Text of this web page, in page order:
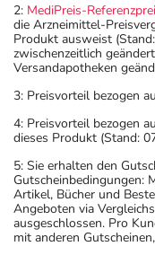
2: MediPreis-
die Arzneimittel-
Produkt ausweist
zwischenzeitlich
Versandapotheken
3: Preisvorteil bezogen
4: Preisvorteil bezogen
dieses Produkt (Stand:
5: Sie erhalten den
Gutscheinbedingungen:
Artikel, Bücher und
Angeboten via
ausgeschlossen. Pro
mit anderen